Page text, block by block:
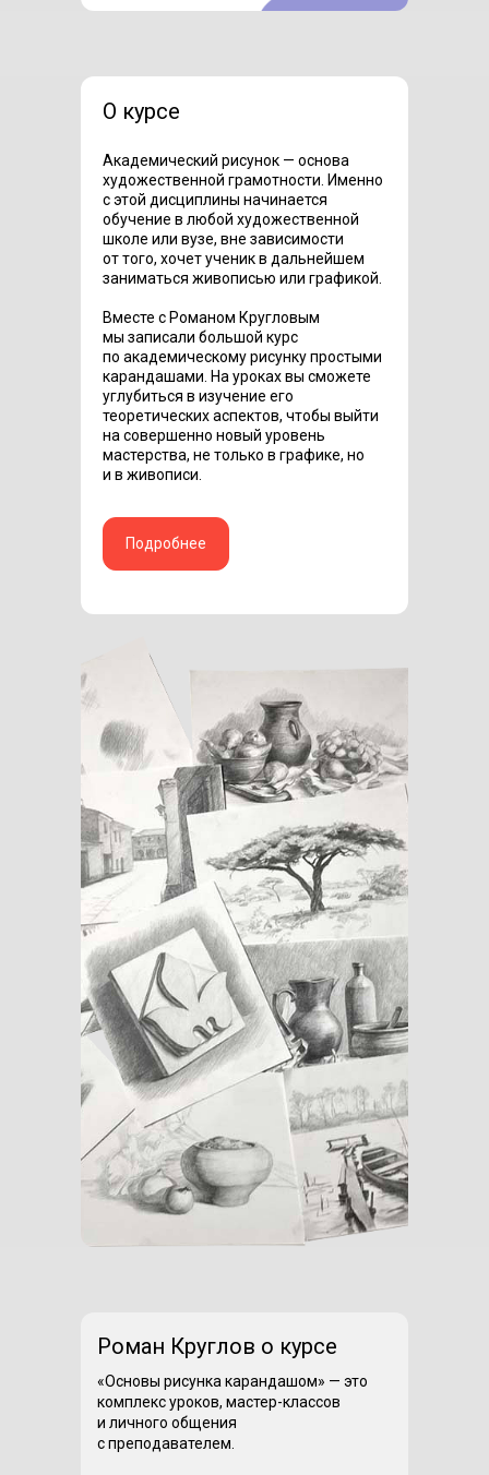
О курсе
Академический рисунок — основа
художественной грамотности. Именно
с этой дисциплины начинается
обучение в любой художественной
школе или вузе, вне зависимости
от того, хочет ученик в дальнейшем
заниматься живописью или графикой.
Вместе с Романом Кругловым
мы записали большой курс
по академическому рисунку простыми
карандашами. На уроках вы сможете
углубиться в изучение его
теоретических аспектов, чтобы выйти
на совершенно новый уровень
мастерства, не только в графике, но
и в живописи.
Подробнее
Роман Круглов о курсе
«Основы рисунка карандашом» — это
комплекс уроков, мастер-классов
и личного общения
с преподавателем.